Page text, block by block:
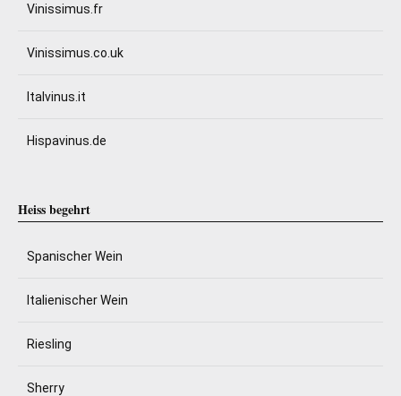
Vinissimus.fr
Vinissimus.co.uk
Italvinus.it
Hispavinus.de
Heiss begehrt
Spanischer Wein
Italienischer Wein
Riesling
Sherry